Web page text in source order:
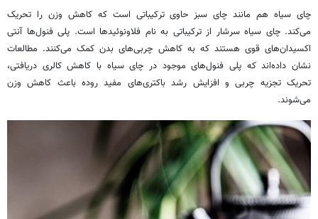
چای سیاه هم مانند چای سبز حاوی ترکیباتی است که کاهش وزن را تحریک
می‌کند. چای سیاه سرشار از ترکیباتی به نام فلاونوئیدها است. پلی فنول‌ها آنتی
اکسیدان‌های قوی هستند که به کاهش چربی‌های بدن کمک می‌کنند. مطالعات
نشان داده‌اند که پلی فنول‌های موجود در چای سیاه با کاهش کالری دریافتی،
تحریک تجزیه چربی و افزایش رشد باکتری‌های مفید روده باعث کاهش وزن
می‌شوند.